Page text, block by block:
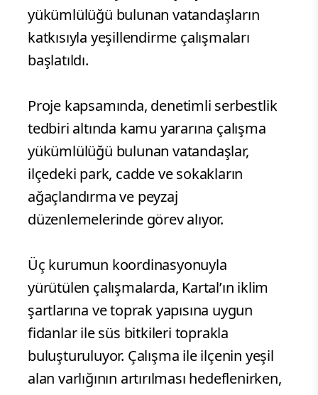
yükümlülüğü bulunan vatandaşların
katkısıyla yeşillendirme çalışmaları
başlatıldı.
Proje kapsamında, denetimli serbestlik
tedbiri altında kamu yararına çalışma
yükümlülüğü bulunan vatandaşlar,
ilçedeki park, cadde ve sokakların
ağaçlandırma ve peyzaj
düzenlemelerinde görev alıyor.
Üç kurumun koordinasyonuyla
yürütülen çalışmalarda, Kartal’ın iklim
şartlarına ve toprak yapısına uygun
fidanlar ile süs bitkileri toprakla
buluşturuluyor. Çalışma ile ilçenin yeşil
alan varlığının artırılması hedeflenirken,